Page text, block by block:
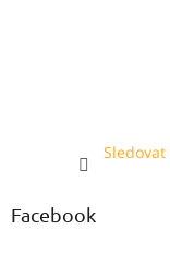
Facebook